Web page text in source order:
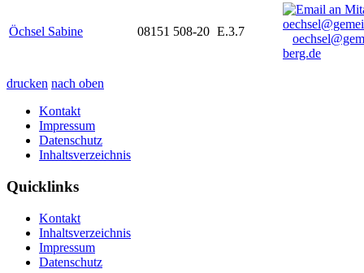
Öchsel Sabine 08151 508-20 E.3.7
berg.de
drucken nach oben
Kontakt
Impressum
Datenschutz
Inhaltsverzeichnis
Quicklinks
Kontakt
Inhaltsverzeichnis
Impressum
Datenschutz